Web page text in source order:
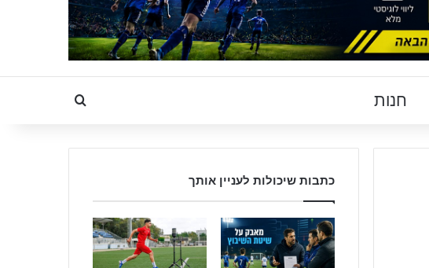
חנות Search for
כתבות שיכולות לעניין אותך